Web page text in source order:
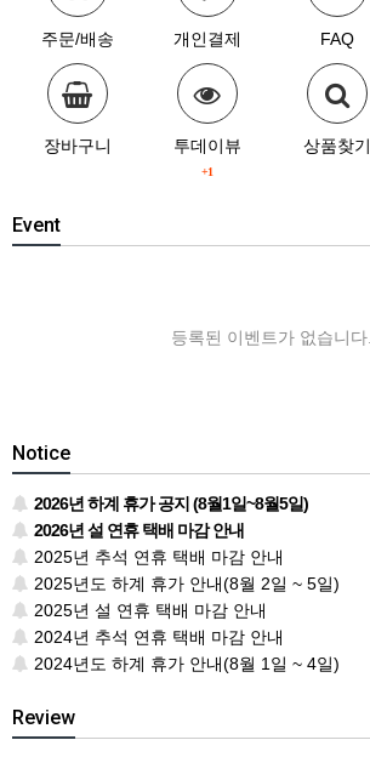
주문/배송 개인결제 FAQ
장바구니 투데이뷰
+1
상품찾기
Event
등록된 이벤트가 없습니다.
Notice
2026년 하계 휴가 공지 (8월1일~8월5일)
2026년 설 연휴 택배 마감 안내
2025년 추석 연휴 택배 마감 안내
2025년도 하계 휴가 안내(8월 2일 ~ 5일)
2025년 설 연휴 택배 마감 안내
2024년 추석 연휴 택배 마감 안내
2024년도 하계 휴가 안내(8월 1일 ~ 4일)
Review